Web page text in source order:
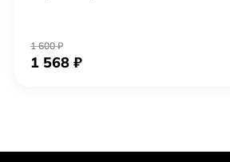
1 600₽
1 568 ₽